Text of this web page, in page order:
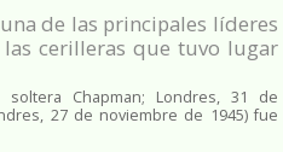
de las principales líderes
cerilleras que tuvo lugar
soltera Chapman; Londres, 31 de
27 de noviembre de 1945)​ fue